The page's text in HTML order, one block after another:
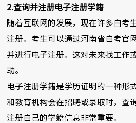
2.查询并注册电子注册学籍
随着互联网的发展，现在许多自考
注册。考生可以通过河南省自考官
并进行电子注册。这对未来找工作
助。
电子注册学籍是学历证明的一种形
和教育机构会在招聘或录取时，查
注册自己的学籍信息非常重要。